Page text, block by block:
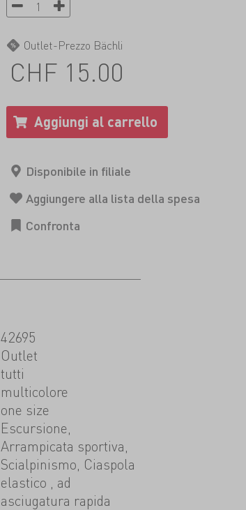
Outlet-Prezzo Bächli
CHF 15.00
42695
Outlet
tutti
multicolore
one size
Escursione,
Arrampicata sportiva,
Scialpinismo, Ciaspola
elastico , ad
asciugatura rapida